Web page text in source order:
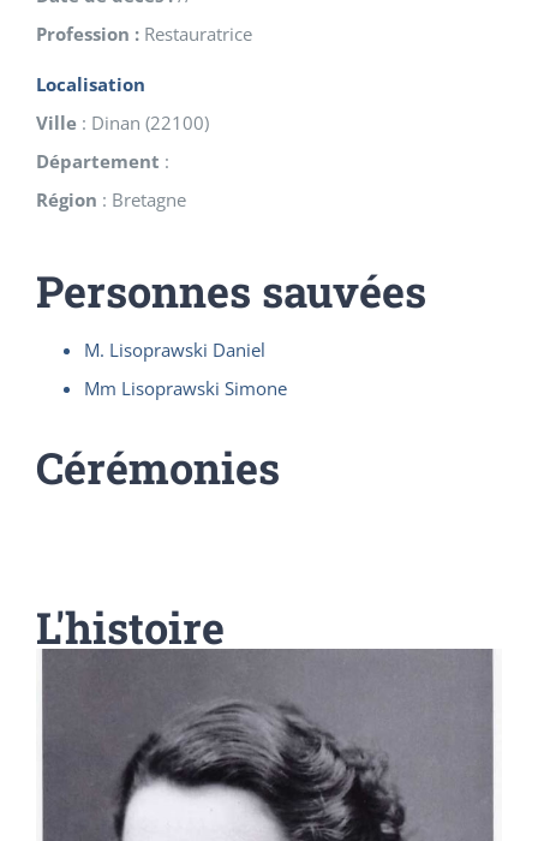
Profession : Restauratrice
Localisation
Ville : Dinan (22100)
Département :
Région : Bretagne
Personnes sauvées
M. Lisoprawski Daniel
Mm Lisoprawski Simone
Cérémonies
L'histoire